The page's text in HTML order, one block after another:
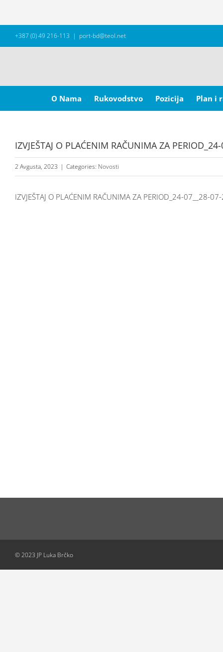
+387 (0) 49 216-113 | port-bd@teol.net
for:
O Nama
Rukovodstvo Pozicija Plan i
IZVJEŠTAJ O PLAĆENIM RAČUNIMA ZA
2 Avgusta, 2023 | Categories: Novosti
IZVJEŠTAJ O PLAĆENIM RAČUNIMA ZA PERIOD_24-07__28-
© 2023 JP Luka Brčko